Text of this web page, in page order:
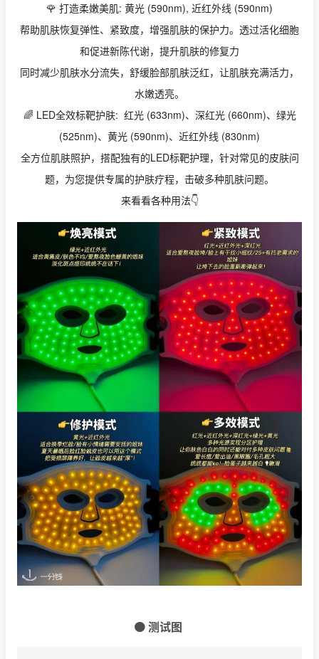
🌹 打造柔嫩美肌: 黄光 (590nm), 近红外线 (590nm)
帮助肌肤恢复弹性、紧致度，增强肌肤的保护力。透过活化细胞
和促进新陈代谢，提升肌肤的修复力
同时减少肌肤水分流失，舒缓脸部肌肤泛红，让肌肤充满活力，
水嫩透亮。
🌈 LED全效标靶护肤: 红光 (633nm)、深红光 (660nm)、绿光
(525nm)、黄光 (590nm)、近红外线 (830nm)
全方位肌肤照护，搭配独有的LED标靶护理，针对常见的皮肤问
题，为您提供专属的护肤疗程，击破多种肌肤问题。
来看看各种用法👇
🟠 测试图